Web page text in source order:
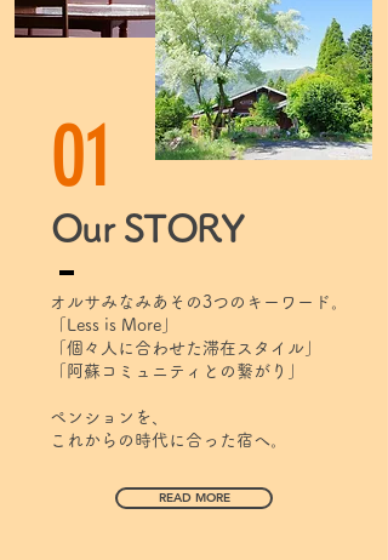
01
Our STORY
オルサみなみあその3つのキーワード。
「Less is More」
「個々人に合わせた滞在スタイル」
「阿蘇コミュニティとの繋がり」
​ペンションを、
これからの時代に 合った宿へ。
READ MORE